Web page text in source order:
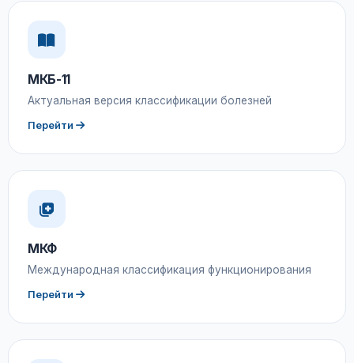
МКБ-11
Актуальная версия классификации болезней
Перейти
МКФ
Международная классификация функционирования
Перейти